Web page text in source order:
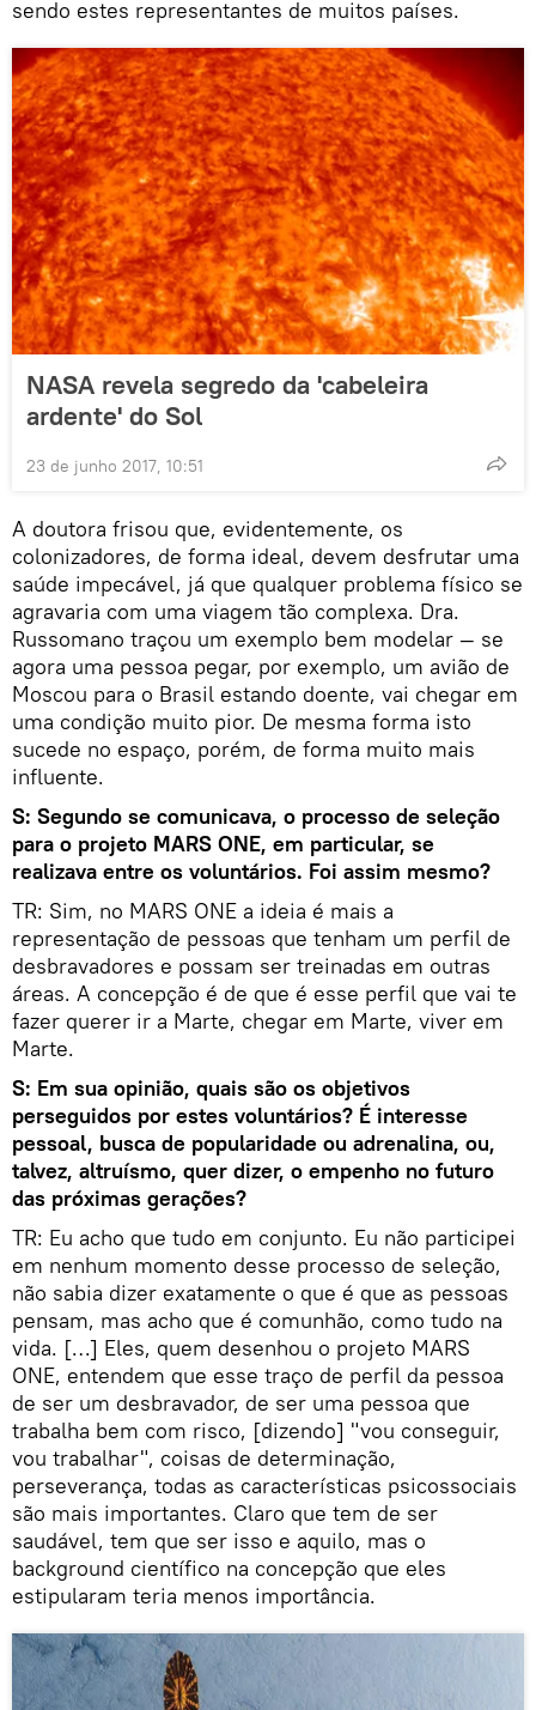
sendo estes representantes de muitos países.
NASA revela segredo da 'cabeleira
ardente' do Sol
23 de junho 2017, 10:51
A doutora frisou que, evidentemente, os
colonizadores, de forma ideal, devem desfrutar uma
saúde impecável, já que qualquer problema físico se
agravaria com uma viagem tão complexa. Dra.
Russomano traçou um exemplo bem modelar — se
agora uma pessoa pegar, por exemplo, um avião de
Moscou para o Brasil estando doente, vai chegar em
uma condição muito pior. De mesma forma isto
sucede no espaço, porém, de forma muito mais
influente.
S: Segundo se comunicava, o processo de seleção
para o projeto MARS ONE, em particular, se
realizava entre os voluntários. Foi assim mesmo?
TR: Sim, no MARS ONE a ideia é mais a
representação de pessoas que tenham um perfil de
desbravadores e possam ser treinadas em outras
áreas. A concepção é de que é esse perfil que vai te
fazer querer ir a Marte, chegar em Marte, viver em
Marte.
S: Em sua opinião, quais são os objetivos
perseguidos por estes voluntários? É interesse
pessoal, busca de popularidade ou adrenalina, ou,
talvez, altruísmo, quer dizer, o empenho no futuro
das próximas gerações?
TR: Eu acho que tudo em conjunto. Eu não participei
em nenhum momento desse processo de seleção,
não sabia dizer exatamente o que é que as pessoas
pensam, mas acho que é comunhão, como tudo na
vida. […] Eles, quem desenhou o projeto MARS
ONE, entendem que esse traço de perfil da pessoa
de ser um desbravador, de ser uma pessoa que
trabalha bem com risco, [dizendo] "vou conseguir,
vou trabalhar", coisas de determinação,
perseverança, todas as características psicossociais
são mais importantes. Claro que tem de ser
saudável, tem que ser isso e aquilo, mas o
background científico na concepção que eles
estipularam teria menos importância.